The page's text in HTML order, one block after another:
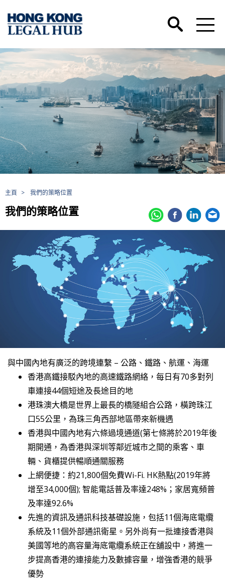
主頁 > 我們的策略位置
我們的策略位置
與中國內地有廣泛的跨境連繫 – 公路、鐵路、航運、海運
香港高鐵接駁內地的高速鐵路網絡，每日有70多對列
車連接44個短途及長途目的地
港珠澳大橋是世界上最長的橋隧組合公路，橫跨珠江
口55公里，為珠三角西部地區帶來新機遇
香港與中國內地有六條過境通道(第七條將於2019年後
期開通，為香港與深圳等鄰近城市之間的乘客、車
輛、貨櫃提供暢順通關服務
上網便捷：約21,800個免費Wi-Fi. HK熱點(2019年將
增至34,000個); 智能電話普及率達248%；家居寬頻普
及率達92.6%
先進的資訊及通訊科技基礎設施，包括11個海底電纜
系統及11個外部通訊衛星。另外尚有一批連接香港與
美國等地的高容量海底電纜系統正在舖設中，將進一
步提高香港的連接能力及數據容量，增強香港的競爭
優勢